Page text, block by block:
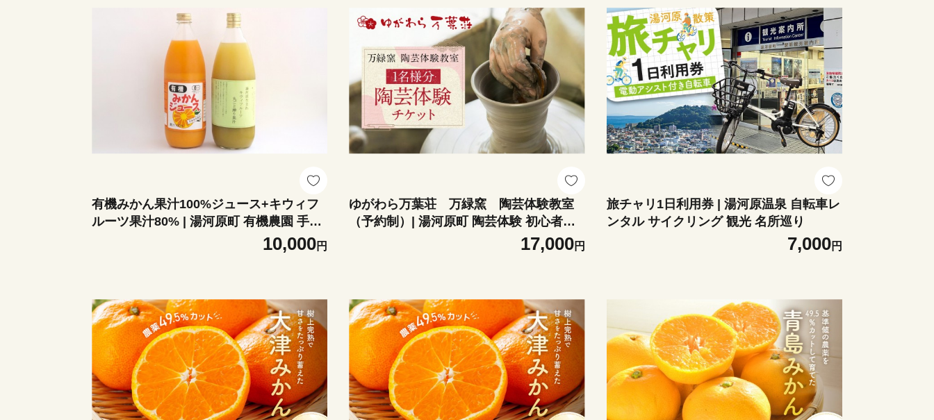
有機みかん果汁100%ジュース+キウィフ
ルーツ果汁80% | 湯河原町 有機農園 手作
10,000円
ゆがわら万葉荘 万緑窯 陶芸体験教室
（予約制）| 湯河原町 陶芸体験 初心者歓
17,000円
旅チャリ1日利用券 | 湯河原温泉 自転車レ
ンタル サイクリング 観光 名所巡り
7,000円